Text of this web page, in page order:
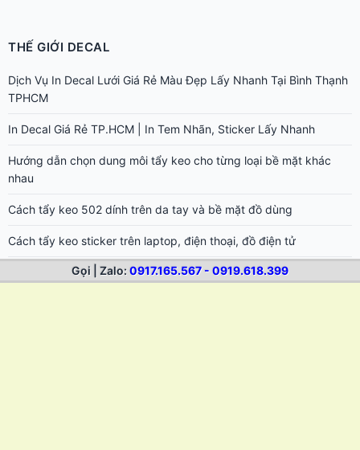
Gọi | Zalo:0917.165.567 - 0919.618.399
THẾ GIỚI DECAL
Dịch Vụ In Decal Lưới Giá Rẻ Màu Đẹp Lấy Nhanh Tại Bình Thạnh
TPHCM
In Decal Giá Rẻ TP.HCM | In Tem Nhãn, Sticker Lấy Nhanh
Hướng dẫn chọn dung môi tẩy keo cho từng loại bề mặt khác
nhau
Cách tẩy keo 502 dính trên da tay và bề mặt đồ dùng
Cách tẩy keo sticker trên laptop, điện thoại, đồ điện tử
Cách tẩy keo decal trên xe máy, ô tô không hại sơn